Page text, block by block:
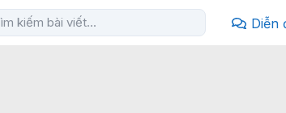
Diễn